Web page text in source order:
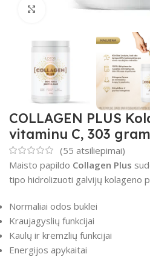
Padidinti
COLLAGEN PLUS
vitaminu C, 303
(55 atsiliepimai)
Maisto papildo Collagen Plus
tipo hidrolizuoti galvijų kolageno
Normaliai odos buklei
Kraujagyslių funkcijai
Kaulų ir kremzlių funkcijai
Energijos apykaitai